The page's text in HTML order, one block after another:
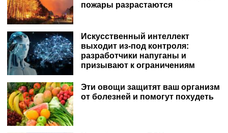
пожары разрастаются
Искусственный интеллект
выходит из-под контроля:
разработчики напуганы и
призывают к ограничениям
Эти овощи защитят ваш организм
от болезней и помогут похудеть